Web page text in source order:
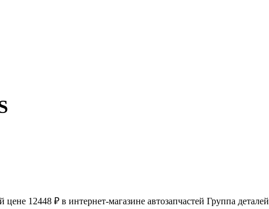
12448 ₽ в интернет-магазине автозапчастей Группа деталей